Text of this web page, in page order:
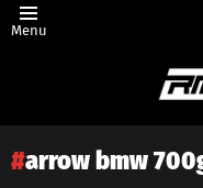
Menu
arrow bmw